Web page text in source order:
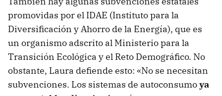
promovidas por el IDAE (Instituto para la
Diversificación y Ahorro de la Energía), que es
un organismo adscrito al Ministerio para la
Transición Ecológica y el Reto Demográfico. No
obstante, Laura defiende esto: «No se necesitan
subvenciones. Los sistemas de autoconsumoya